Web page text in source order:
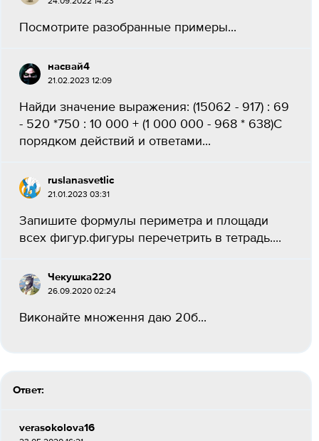
Посмотрите разобранные примеры...
насвай4
21.02.2023 12:09
Найди значение выражения: (15062 - 917) : 69
- 520 *750 : 10 000 + (1 000 000 - 968 * 638)С
порядком действий и ответами​...
ruslanasvetlic
21.01.2023 03:31
Запишите формулы периметра и площади
всех фигур.фигуры перечетрить в тетрадь....
Чекушка220
26.09.2020 02:24
Виконайте множення даю 20б...
Ответ:
verasokolova16